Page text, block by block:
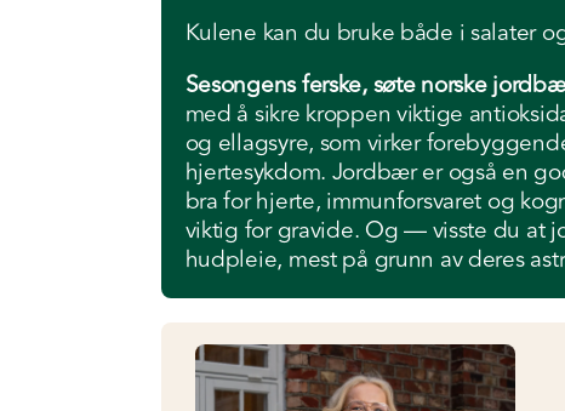
Kulene kan du bruke både i salater
Sesongens ferske, søte norske
med å sikre kroppen viktige
og ellagsyre, som virker
hjertesykdom. Jordbær er også en
bra for hjerte, immunforsvaret og
viktig for gravide. Og — visste du at
hudpleie, mest på grunn av deres